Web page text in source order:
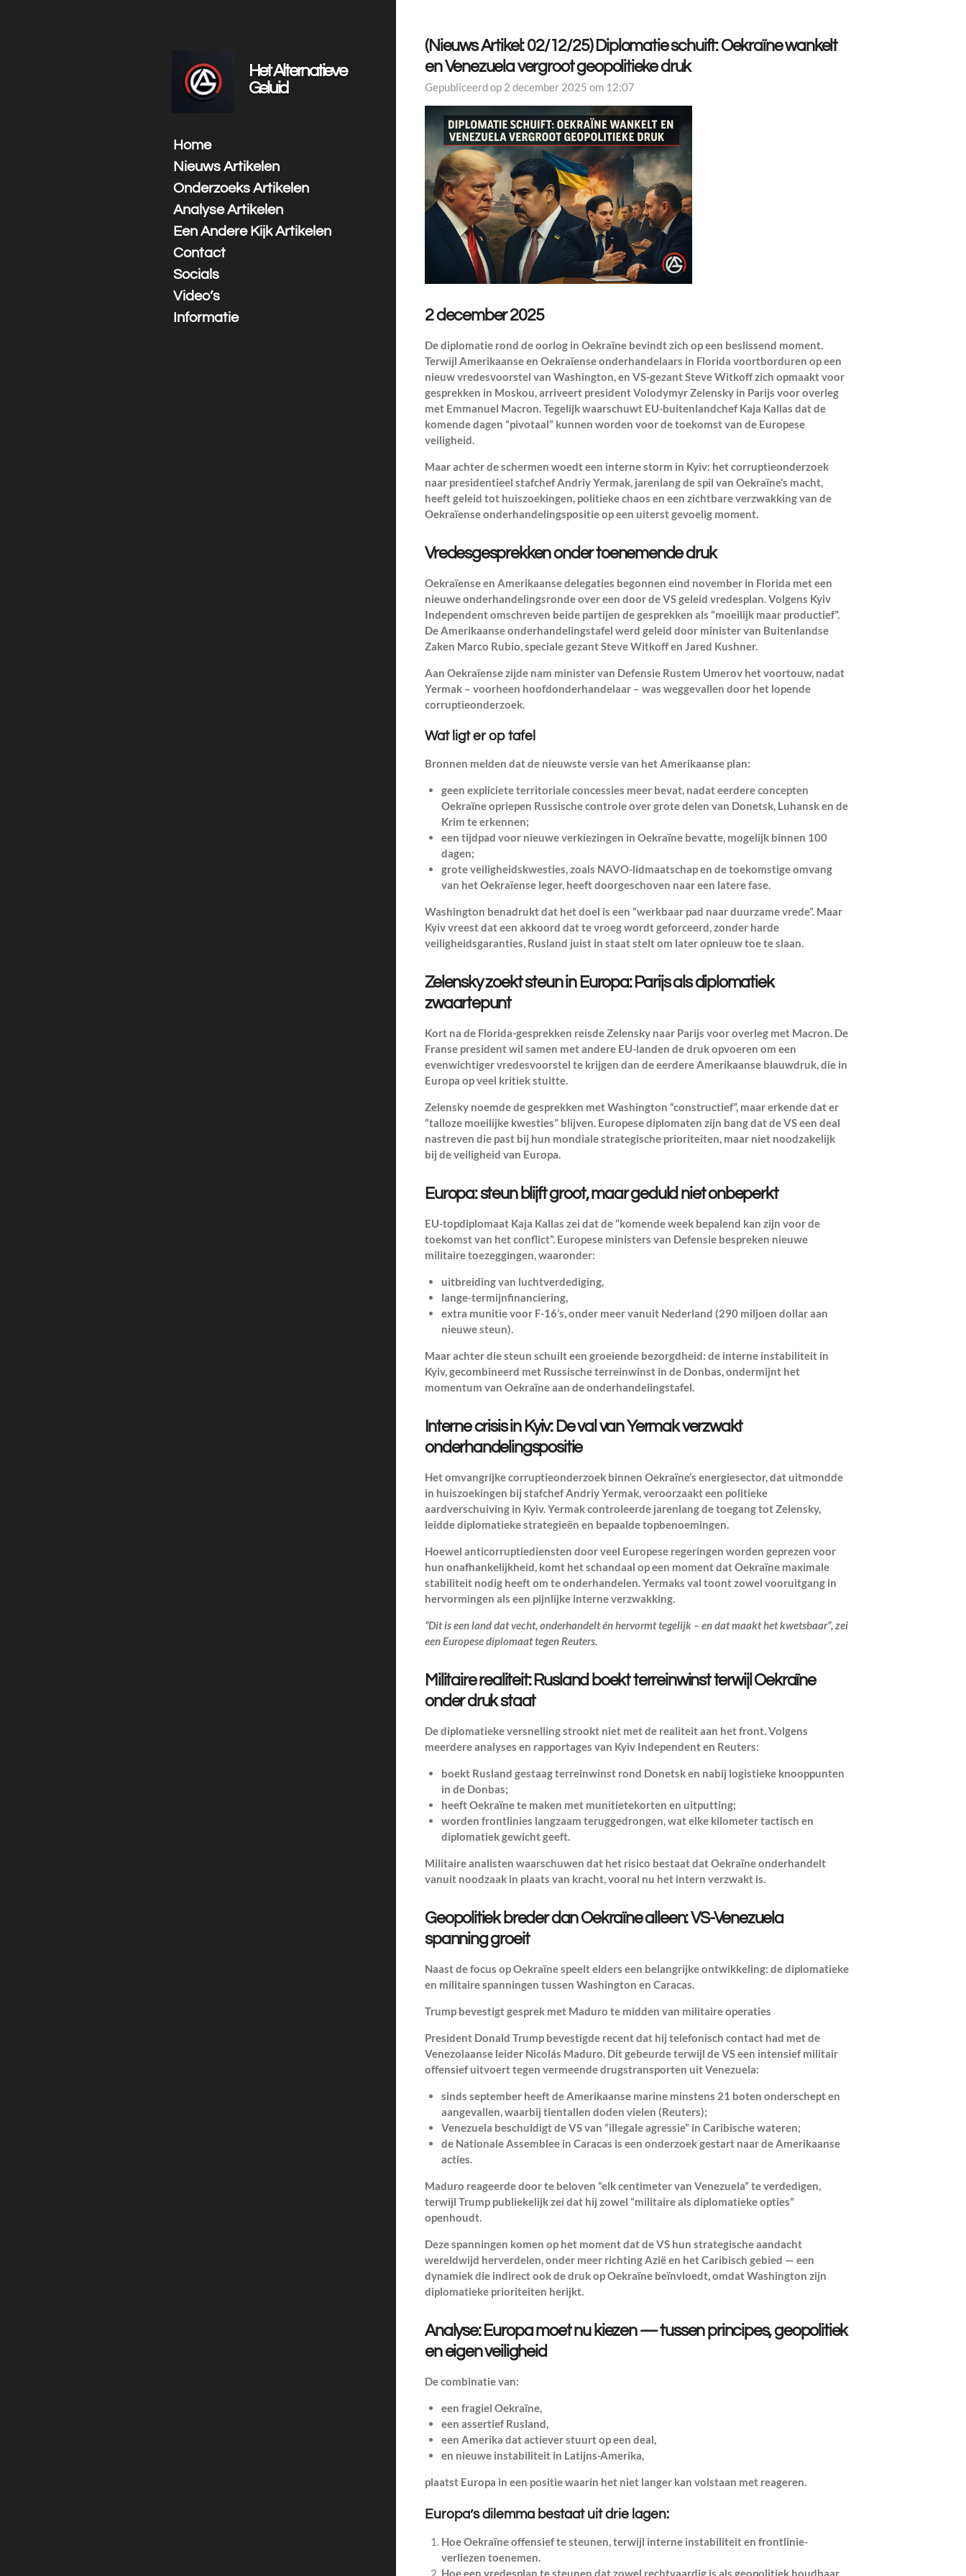
(Nieuws Artikel: 02/12/25) Diplomatie schuift: Oekraïne wankelt
en Venezuela vergroot geopolitieke druk
Gepubliceerd op 2 december 2025 om 12:07
2 december 2025
De diplomatie rond de oorlog in Oekraïne bevindt zich op een beslissend moment.
Terwijl Amerikaanse en Oekraïense onderhandelaars in Florida voortborduren op een
nieuw vredesvoorstel van Washington, en VS-gezant Steve Witkoff zich opmaakt voor
gesprekken in Moskou, arriveert president Volodymyr Zelensky in Parijs voor overleg
met Emmanuel Macron. Tegelijk waarschuwt EU-buitenlandchef Kaja Kallas dat de
komende dagen “pivotaal” kunnen worden voor de toekomst van de Europese
veiligheid.
Maar achter de schermen woedt een interne storm in Kyiv: het corruptieonderzoek
naar presidentieel stafchef Andriy Yermak, jarenlang de spil van Oekraïne’s macht,
heeft geleid tot huiszoekingen, politieke chaos en een zichtbare verzwakking van de
Oekraïense onderhandelingspositie op een uiterst gevoelig moment.
Vredesgesprekken onder toenemende druk
Oekraïense en Amerikaanse delegaties begonnen eind november in Florida met een
nieuwe onderhandelingsronde over een door de VS geleid vredesplan. Volgens Kyiv
Independent omschreven beide partijen de gesprekken als “moeilijk maar productief”.
De Amerikaanse onderhandelingstafel werd geleid door minister van Buitenlandse
Zaken Marco Rubio, speciale gezant Steve Witkoff en Jared Kushner.
Aan Oekraïense zijde nam minister van Defensie Rustem Umerov het voortouw, nadat
Yermak – voorheen hoofdonderhandelaar – was weggevallen door het lopende
corruptieonderzoek.
Wat ligt er op tafel
Bronnen melden dat de nieuwste versie van het Amerikaanse plan:
geen expliciete territoriale concessies meer bevat, nadat eerdere concepten
Oekraïne opriepen Russische controle over grote delen van Donetsk, Luhansk en de
Krim te erkennen;
een tijdpad voor nieuwe verkiezingen in Oekraïne bevatte, mogelijk binnen 100
dagen;
grote veiligheidskwesties, zoals NAVO-lidmaatschap en de toekomstige omvang
van het Oekraïense leger, heeft doorgeschoven naar een latere fase.
Washington benadrukt dat het doel is een “werkbaar pad naar duurzame vrede”. Maar
Kyiv vreest dat een akkoord dat te vroeg wordt geforceerd, zonder harde
veiligheidsgaranties, Rusland juist in staat stelt om later opnieuw toe te slaan.
Zelensky zoekt steun in Europa: Parijs als diplomatiek
zwaartepunt
Kort na de Florida-gesprekken reisde Zelensky naar Parijs voor overleg met Macron. De
Franse president wil samen met andere EU-landen de druk opvoeren om een
evenwichtiger vredesvoorstel te krijgen dan de eerdere Amerikaanse blauwdruk, die in
Europa op veel kritiek stuitte.
Zelensky noemde de gesprekken met Washington “constructief”, maar erkende dat er
“talloze moeilijke kwesties” blijven. Europese diplomaten zijn bang dat de VS een deal
nastreven die past bij hun mondiale strategische prioriteiten, maar niet noodzakelijk
bij de veiligheid van Europa.
Europa: steun blijft groot, maar geduld niet onbeperkt
EU-topdiplomaat Kaja Kallas zei dat de “komende week bepalend kan zijn voor de
toekomst van het conflict”. Europese ministers van Defensie bespreken nieuwe
militaire toezeggingen, waaronder:
uitbreiding van luchtverdediging,
lange-termijnfinanciering,
extra munitie voor F-16’s, onder meer vanuit Nederland (290 miljoen dollar aan
nieuwe steun).
Maar achter die steun schuilt een groeiende bezorgdheid: de interne instabiliteit in
Kyiv, gecombineerd met Russische terreinwinst in de Donbas, ondermijnt het
momentum van Oekraïne aan de onderhandelingstafel.
Interne crisis in Kyiv: De val van Yermak verzwakt
onderhandelingspositie
Het omvangrijke corruptieonderzoek binnen Oekraïne’s energiesector, dat uitmondde
in huiszoekingen bij stafchef Andriy Yermak, veroorzaakt een politieke
aardverschuiving in Kyiv. Yermak controleerde jarenlang de toegang tot Zelensky,
leidde diplomatieke strategieën en bepaalde topbenoemingen.
Hoewel anticorruptiediensten door veel Europese regeringen worden geprezen voor
hun onafhankelijkheid, komt het schandaal op een moment dat Oekraïne maximale
stabiliteit nodig heeft om te onderhandelen. Yermaks val toont zowel vooruitgang in
hervormingen als een pijnlijke interne verzwakking.
“Dit is een land dat vecht, onderhandelt én hervormt tegelijk – en dat maakt het kwetsbaar”, zei
een Europese diplomaat tegen Reuters.
Militaire realiteit: Rusland boekt terreinwinst terwijl Oekraïne
onder druk staat
De diplomatieke versnelling strookt niet met de realiteit aan het front. Volgens
meerdere analyses en rapportages van Kyiv Independent en Reuters:
boekt Rusland gestaag terreinwinst rond Donetsk en nabij logistieke knooppunten
in de Donbas;
heeft Oekraïne te maken met munitietekorten en uitputting;
worden frontlinies langzaam teruggedrongen, wat elke kilometer tactisch en
diplomatiek gewicht geeft.
Militaire analisten waarschuwen dat het risico bestaat dat Oekraïne onderhandelt
vanuit noodzaak in plaats van kracht, vooral nu het intern verzwakt is.
Geopolitiek breder dan Oekraïne alleen: VS-Venezuela
spanning groeit
Naast de focus op Oekraïne speelt elders een belangrijke ontwikkeling: de diplomatieke
en militaire spanningen tussen Washington en Caracas.
Trump bevestigt gesprek met Maduro te midden van militaire operaties
President Donald Trump bevestigde recent dat hij telefonisch contact had met de
Venezolaanse leider Nicolás Maduro. Dit gebeurde terwijl de VS een intensief militair
offensief uitvoert tegen vermeende drugstransporten uit Venezuela:
sinds september heeft de Amerikaanse marine minstens 21 boten onderschept en
aangevallen, waarbij tientallen doden vielen (Reuters);
Venezuela beschuldigt de VS van “illegale agressie” in Caribische wateren;
de Nationale Assemblee in Caracas is een onderzoek gestart naar de Amerikaanse
acties.
Maduro reageerde door te beloven “elk centimeter van Venezuela” te verdedigen,
terwijl Trump publiekelijk zei dat hij zowel “militaire als diplomatieke opties”
openhoudt.
Deze spanningen komen op het moment dat de VS hun strategische aandacht
wereldwijd herverdelen, onder meer richting Azië en het Caribisch gebied — een
dynamiek die indirect ook de druk op Oekraïne beïnvloedt, omdat Washington zijn
diplomatieke prioriteiten herijkt.
Analyse: Europa moet nu kiezen — tussen principes, geopolitiek
en eigen veiligheid
De combinatie van:
een fragiel Oekraïne,
een assertief Rusland,
een Amerika dat actiever stuurt op een deal,
en nieuwe instabiliteit in Latijns-Amerika,
plaatst Europa in een positie waarin het niet langer kan volstaan met reageren.
Europa’s dilemma bestaat uit drie lagen:
Hoe Oekraïne offensief te steunen, terwijl interne instabiliteit en frontlinie-
verliezen toenemen.
Hoe een vredesplan te steunen dat zowel rechtvaardig is als geopolitiek houdbaar
Het Alternatieve
Geluid
Home
Nieuws Artikelen
Onderzoeks Artikelen
Analyse Artikelen
Een Andere Kijk Artikelen
Contact
Socials
Video’s
Informatie